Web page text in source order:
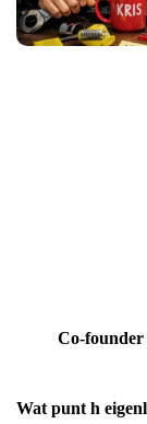
Co-
Wat punt h